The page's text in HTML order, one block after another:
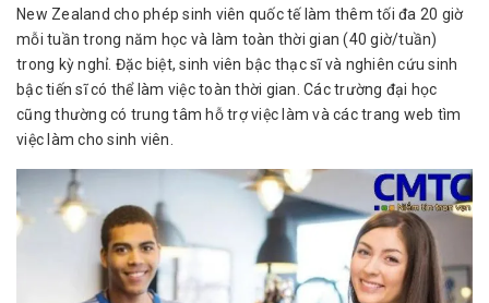
New Zealand cho phép sinh viên quốc tế làm thêm tối đa 20 giờ
mỗi tuần trong năm học và làm toàn thời gian (40 giờ/tuần)
trong kỳ nghỉ. Đặc biệt, sinh viên bậc thạc sĩ và nghiên cứu sinh
bậc tiến sĩ có thể làm việc toàn thời gian. Các trường đại học
cũng thường có trung tâm hỗ trợ việc làm và các trang web tìm
việc làm cho sinh viên.